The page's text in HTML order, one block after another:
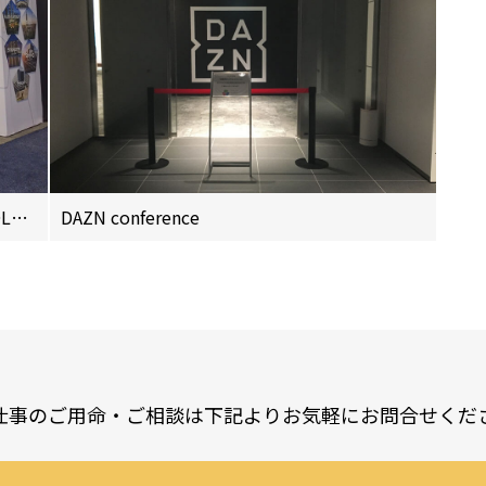
ASCO ANNUAL MEETING 2016 CMIC HOLDINGS Booth DAZN conference
事のご用命・ご相談は下記よりお気軽にお問合せくだ